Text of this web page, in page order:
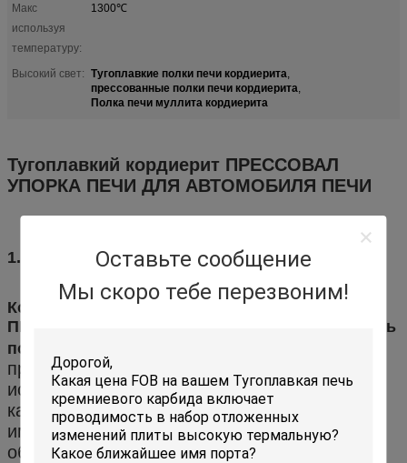
Оставьте сообщение
Мы скоро тебе перезвоним!
Макс
используя
температуру:
1300℃
Высокий свет: Тугоплавкие полки печи кордиерита,
прессованные полки печи кордиерита,
Полка печи муллита кордиерита
Тугоплавкий кордиерит ПРЕССОВАЛ
УПОРКА ПЕЧИ ДЛЯ АВТОМОБИЛЯ ПЕЧИ
1.Details
Кордиерит широко использован к в МЕБЕЛИ
ПЕЧИ. Он дешев и надежен. Он может работать
под 1300℃ в печи.
прессовал упорки главным образом
используемые для микрокристаллического
камня и санитарное включение изделий,
имеет серию преимуществ сравненных с
общим кордиеритом: